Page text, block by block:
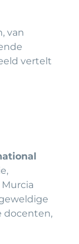
van
vertelt
docenten,